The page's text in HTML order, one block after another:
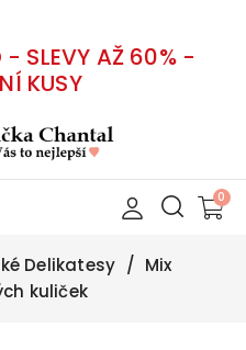
- SLEVY AŽ 60% -
KUSY
Delikatesy
Mix
kuliček